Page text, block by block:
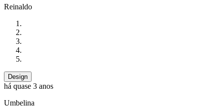
Reinaldo
Design
há quase 3 anos
Umbelina